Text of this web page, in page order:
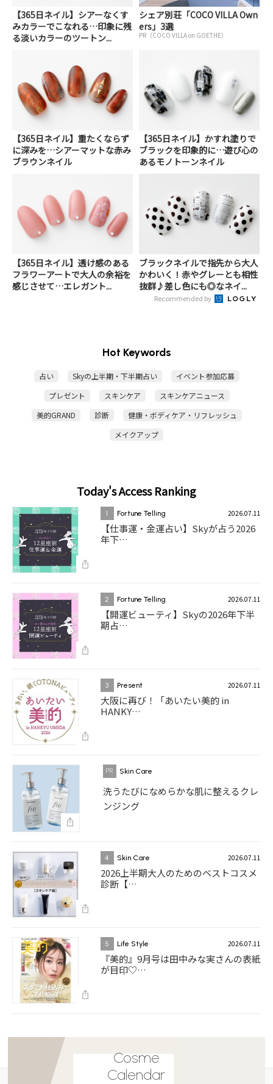
【365日ネイル】シアーなくす
みカラーでこなれる…印象に残
る淡いカラーのツートン...
シェア別荘「COCO VILLA Own
ers」3選
PR（COCO VILLA on GOETHE）
【365日ネイル】重たくならず
に深みを…シアーマットな赤み
ブラウンネイル
【365日ネイル】かすれ塗りで
ブラックを印象的に…遊び心の
あるモノトーンネイル
【365日ネイル】透け感のある
フラワーアートで大人の余裕を
感じさせて…エレガント...
ブラックネイルで指先から大人
かわいく！赤やグレーとも相性
抜群♪差し色にも◎なネイ...
Recommended by
Hot Keywords
占い Skyの上半期・下半期占い
イベント参加応募
プレゼント
スキンケア
スキンケアニュース
美的GRAND
診断
健康・ボディケア・リフレッシュ
メイクアップ
Today's Access Ranking
1 Fortune Telling 2026.07.11
【仕事運・金運占い】Skyが占う2026
年下…
2 Fortune Telling 2026.07.11
【開運ビューティ】Skyの2026年下半
期占…
3 Present 2026.07.11
大阪に再び！「あいたい美的 in
HANKY…
Skin Care
洗うたびになめらかな肌に整えるクレ
ンジング
4 Skin Care 2026.07.11
2026上半期大人のためのベストコスメ
診断【…
5 Life Style 2026.07.11
『美的』9月号は田中みな実さんの表紙
が目印♡…
Cosme
Calendar